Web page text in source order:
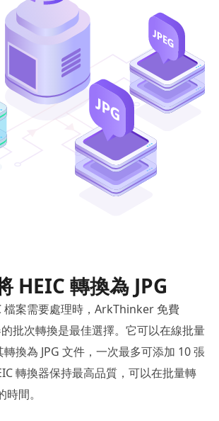
HEIC 轉換為 JPG
檔案需要處理時，ArkThinker 免費
批次轉換是最佳選擇。它可以在線批量
換為 JPG 文件，一次最多可添加 10 張
轉換器保持最高品質，可以在批量轉
間。